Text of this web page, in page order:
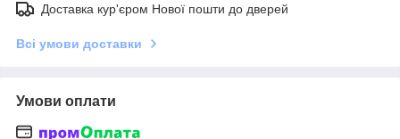
Доставка кур'єром Нової пошти до дверей
Всі умови доставки
Умови оплати